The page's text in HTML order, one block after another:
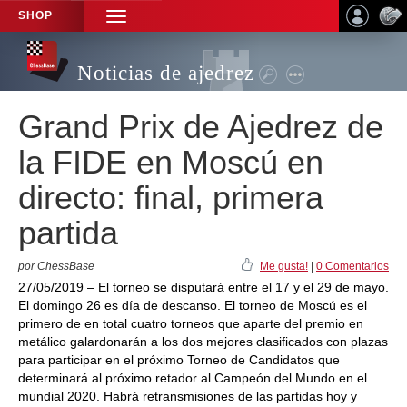
SHOP
TOGGLE
NAVIGATION
Noticias de ajedrez
Grand Prix de Ajedrez de
la FIDE en Moscú en
directo: final, primera
partida
por ChessBase Me gusta! 0 Comentarios
27/05/2019 – El torneo se disputará entre el 17 y el 29 de mayo.
El domingo 26 es día de descanso. El torneo de Moscú es el
primero de en total cuatro torneos que aparte del premio en
metálico galardonarán a los dos mejores clasificados con plazas
para participar en el próximo Torneo de Candidatos que
determinará al próximo retador al Campeón del Mundo en el
mundial 2020. Habrá retransmisiones de las partidas hoy y